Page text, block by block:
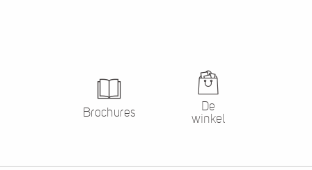
Brochures
De
winkel